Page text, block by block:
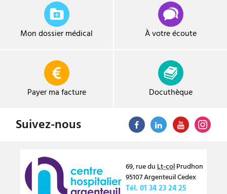
Mon dossier médical À votre écoute
Payer ma facture Docuthèque
Suivez-nous
69, rue du Lt-colPrudhon
95107ArgenteuilCedex
Tél.01 34 23 24 25